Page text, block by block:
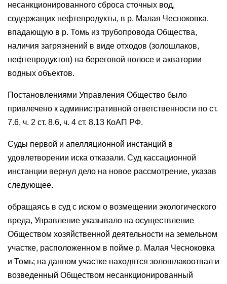
несанкционированного сброса сточных вод,
содержащих нефтепродукты, в р. Малая Чесноковка,
впадающую в р. Томь из трубопровода Общества,
наличия загрязнений в виде отходов (золошлаков,
нефтепродуктов) на береговой полосе и акватории
водных объектов.
Постановлениями Управления Общество было
привлечено к административной ответственности по ст.
7.6, ч. 2 ст. 8.6, ч. 4 ст. 8.13 КоАП РФ.
Суды первой и апелляционной инстанций в
удовлетворении иска отказали. Суд кассационной
инстанции вернул дело на новое рассмотрение, указав
следующее.
обращаясь в суд с иском о возмещении экологического
вреда, Управление указывало на осуществление
Обществом хозяйственной деятельности на земельном
участке, расположенном в пойме р. Малая Чесноковка
и Томь; на данном участке находятся золошлакоотвал и
возведенный Обществом несанкционированный